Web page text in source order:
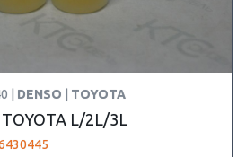
| DENSO TOYOTA
L/2L/3L